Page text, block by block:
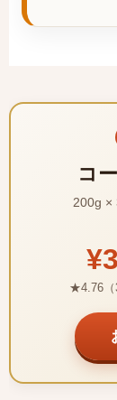
コ
200g ×
★4.76（